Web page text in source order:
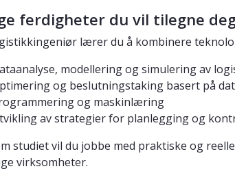
ferdigheter du vil tilegne
lærer du å kombinere
modellering og simulering av
og beslutningstaking basert på
og maskinlæring
av strategier for planlegging og
studiet vil du jobbe med praktiske og
virksomheter.